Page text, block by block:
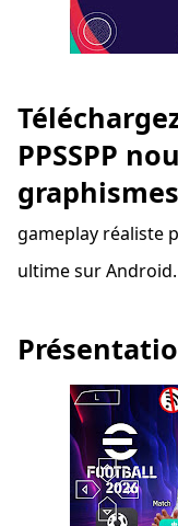
PPSSPP
gameplay réaliste
ultime sur Android.